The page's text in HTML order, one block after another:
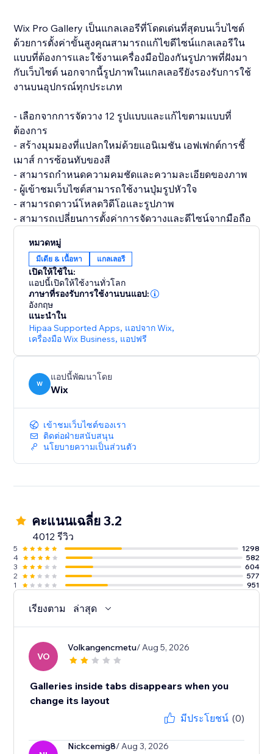
Wix Pro Gallery เป็นแกลเลอรีที่โดดเด่นที่สุดบนเว็บไซต์
ด้วยการตั้งค่าขั้นสูงคุณสามารถแก้ไขดีไซน์แกลเลอรีใน
แบบที่ต้องการและใช้งานเครื่องมือป้องกันรูปภาพที่ฝังมา
กับเว็บไซต์ นอกจากนี้รูปภาพในแกลเลอรียังรองรับการใช้
งานบนอุปกรณ์ทุกประเภท
- เลือกจากการจัดวาง 12 รูปแบบและแก้ไขตามแบบที่
ต้องการ
- สร้างมุมมองที่แปลกใหม่ด้วยแอนิเมชัน เอฟเฟกต์การชี้
เมาส์ การซ้อนทับของสี
- สามารถกำหนดความคมชัดและความละเอียดของภาพ
- ผู้เข้าชมเว็บไซต์สามารถใช้งานปุ่มรูปหัวใจ
- สามารถดาวน์โหลดวิดีโอและรูปภาพ
หมวดหมู่
มีเดีย & เนื้อหา แกลเลอรี
เปิดให้ใช้ใน:
แอปนี้เปิดให้ใช้งานทั่วโลก
ภาษาที่รองรับการใช้งานบนแอป:
อังกฤษ
แนะนำใน
Hipaa Supported Apps, แอปจาก Wix,
เครื่องมือ Wix Business, แอปฟรี
W
แอปนี้พัฒนาโดย
Wix
เข้าชมเว็บไซต์ของเรา
ติดต่อฝ่ายสนับสนุน
นโยบายความเป็นส่วนตัว
คะแนนเฉลี่ย 3.2
4012 รีวิว
5
1298
4
582
3
604
2
577
1
951
เรียงตาม ล่าสุด
VO
Volkangencmetu/ Aug 5, 2026
Galleries inside tabs disappears when you
change its layout
มีประโยชน์ (0)
Nickcemig8/ Aug 3, 2026